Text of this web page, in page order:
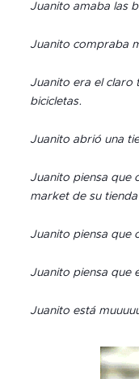
Juanito amaba las
Juanito compraba
Juanito era el claro
bicicletas.
Juanito abrió una
Juanito piensa que
market de su
Juanito piensa que
Juanito piensa que
Juanito está